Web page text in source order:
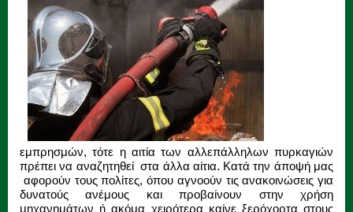
εμπρησμών, τότε η αιτία των αλλεπάλληλων πυρκαγιών
πρέπει να αναζητηθεί στα άλλα αίτια. Κατά την άποψή μας
αφορούν τους πολίτες, όπου αγνοούν τις ανακοινώσεις για
δυνατούς ανέμους και προβαίνουν στην χρήση
μηχανημάτων ή ακόμα χειρότερα καίνε ξερόχορτα στους